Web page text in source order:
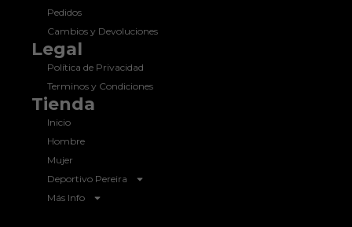
Pedidos
Cambios y Devoluciones
Legal
Política de Privacidad
Terminos y Condiciones
Tienda
Inicio
Hombre
Mujer
Deportivo Pereira
Más Info